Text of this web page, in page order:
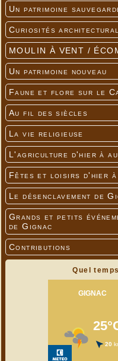
Un patrimoine
Curiosités
MOULIN À VENT /
Un patrimoine nouveau
Faune et flore sur le
Au fil des siècles
La vie religieuse
L'agriculture d'hier à
Fêtes et loisirs d'hier à
Le désenclavement de
Grands et petits
de Gignac
Contributions
Quel